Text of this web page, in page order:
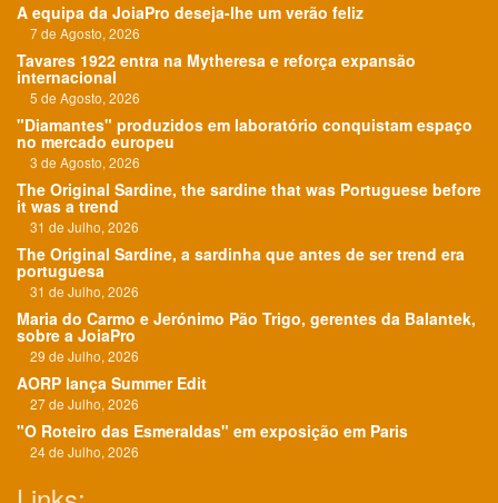
A equipa da JoiaPro deseja-lhe um verão feliz
7 de Agosto, 2026
Tavares 1922 entra na Mytheresa e reforça expansão
internacional
5 de Agosto, 2026
"Diamantes" produzidos em laboratório conquistam espaço
no mercado europeu
3 de Agosto, 2026
The Original Sardine, the sardine that was Portuguese before
it was a trend
31 de Julho, 2026
The Original Sardine, a sardinha que antes de ser trend era
portuguesa
31 de Julho, 2026
Maria do Carmo e Jerónimo Pão Trigo, gerentes da Balantek,
sobre a JoiaPro
29 de Julho, 2026
AORP lança Summer Edit
27 de Julho, 2026
"O Roteiro das Esmeraldas" em exposição em Paris
24 de Julho, 2026